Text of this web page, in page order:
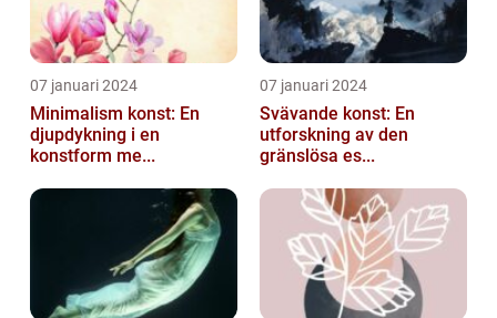
07 januari 2024
Minimalism konst: En
djupdykning i en
konstform me...
07 januari 2024
Svävande konst: En
utforskning av den
gränslösa es...